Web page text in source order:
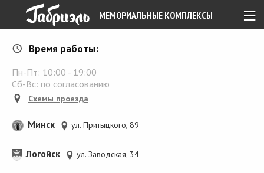
≡
МЕМОРИАЛЬНЫЕ КОМПЛЕКСЫ
Время работы:
Пн-Пт: 10:00 - 19:00
Сб-Вс: по согласованию
Схемы проезда
Минск ул. Притыцкого, 89
Логойск ул. Заводская, 34